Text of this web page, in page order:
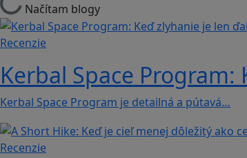
Načítam blogy
Recenzie
Kerbal Space
Kerbal Space Program je detailná a pútavá…
Recenzie